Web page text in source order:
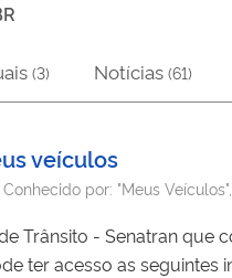
(3) Notícias (61)
veículos
Conhecido por: "Meus
Trânsito - Senatran